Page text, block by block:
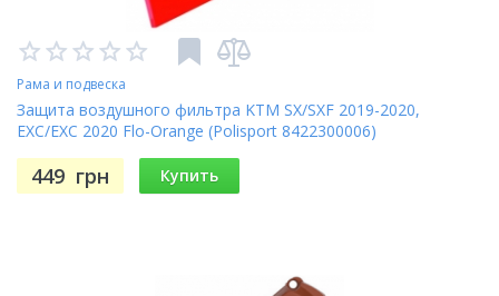
Рама и подвеска
Защита воздушного фильтра KTM SX/SXF 2019-2020,
EXC/EXC 2020 Flo-Orange (Polisport 8422300006)
449 грн Купить